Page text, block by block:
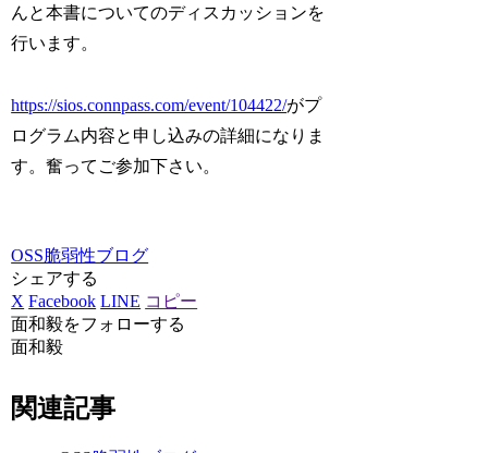
んと本書についてのディスカッションを
行います。
https://sios.connpass.com/event/104422/がプ
ログラム内容と申し込みの詳細になりま
す。奮ってご参加下さい。
OSS脆弱性ブログ
シェアする
X Facebook LINE コピー
面和毅をフォローする
面和毅
関連記事